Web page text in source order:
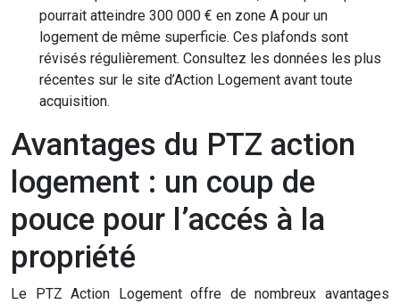
pourrait atteindre 300 000 € en zone A pour un
logement de même superficie. Ces plafonds sont
révisés régulièrement. Consultez les données les plus
récentes sur le site d’Action Logement avant toute
acquisition.
Avantages du PTZ action
logement : un coup de
pouce pour l’accés à la
propriété
Le PTZ Action Logement offre de nombreux avantages